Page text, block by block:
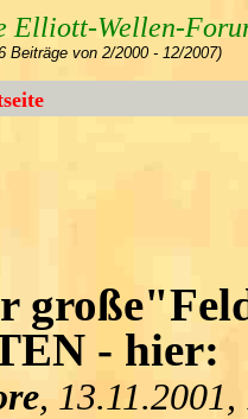
Elliott-Wellen-
Beiträge von 2/2000 - 12/2007)
- hier:
,